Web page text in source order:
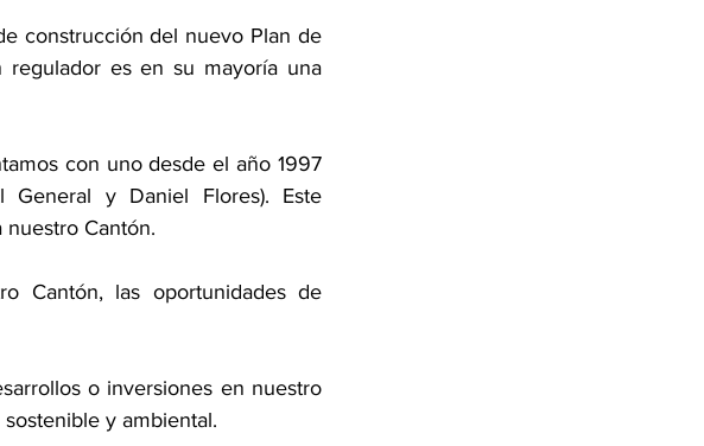
construcción del nuevo Plan de
regulador es en su mayoría una
con uno desde el año 1997
y Daniel Flores). Este
Cantón.
Cantón, las oportunidades de
o inversiones en nuestro
y ambiental.